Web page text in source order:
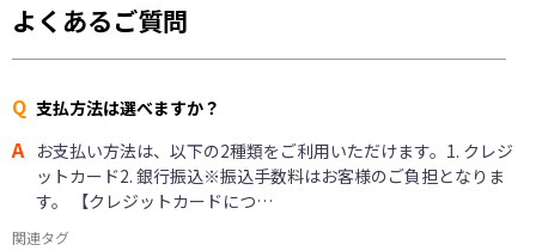
よくあるご質問
Q 支払方法は選べますか？
A お支払い方法は、以下の2種類をご利用いただけます。1. クレジ
ットカード2. 銀行振込※振込手数料はお客様のご負担となりま
す。 【クレジットカードにつ…
関連タグ